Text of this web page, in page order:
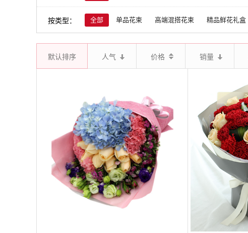
按类型： 全部 单品花束 高端混搭花束 精品鲜花礼盒
默认排序 人气 价格 销量